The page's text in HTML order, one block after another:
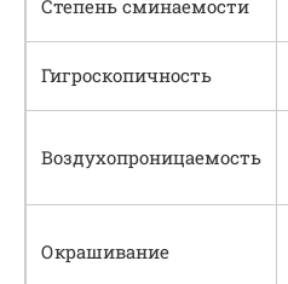
Степень сминаемости
Гигроскопичность
Воздухопроницаемость
Окрашивание